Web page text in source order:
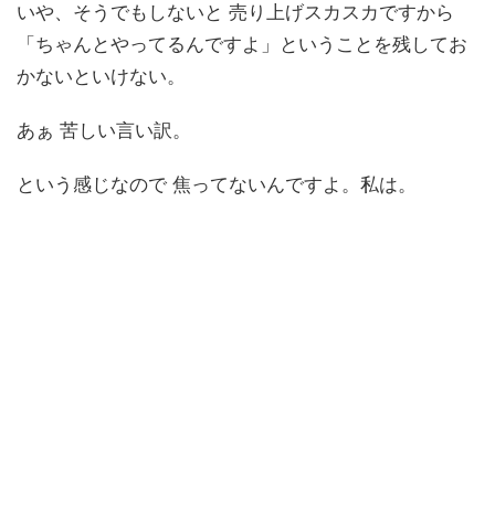
いや、そうでもしないと 売り上げスカスカですから
「ちゃんとやってるんですよ」ということを残してお
かないといけない。
あぁ 苦しい言い訳。
という感じなので 焦ってないんですよ。私は。